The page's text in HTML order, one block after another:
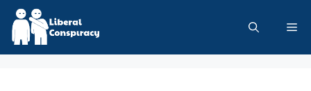
Skip
content